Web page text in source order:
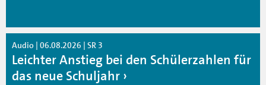
Audio | 06.08.2026 | SR 3
Leichter Anstieg bei den Schülerzahlen für
das neue Schuljahr